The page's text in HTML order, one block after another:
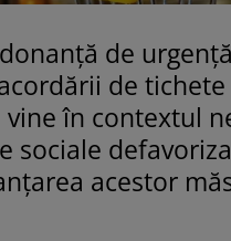
de
de
în contextul
acestor